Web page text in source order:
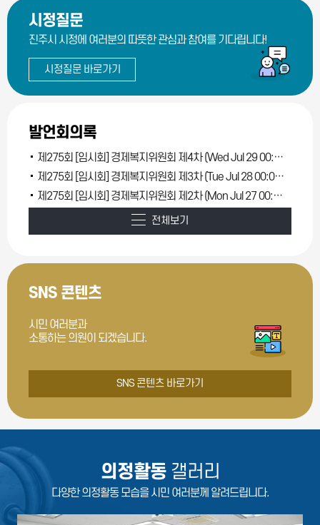
시정질문
진주시 시정에 여러분의 따뜻한 관심과 참여를 기다립니다!
시정질문 바로가기
발언회의록
제275회 [임시회] 경제복지위원회 제4차 (Wed Jul 29 00:00:00 KST 2026)
제275회 [임시회] 경제복지위원회 제3차 (Tue Jul 28 00:00:00 KST 2026)
제275회 [임시회] 경제복지위원회 제2차 (Mon Jul 27 00:00:00 KST 2026)
전체보기
SNS 콘텐츠
시민 여러분과
소통하는 의원이 되겠습니다.
SNS 콘텐츠 바로가기
의정활동 갤러리
다양한 의정활동 모습을 시민 여러분께 알려드립니다.